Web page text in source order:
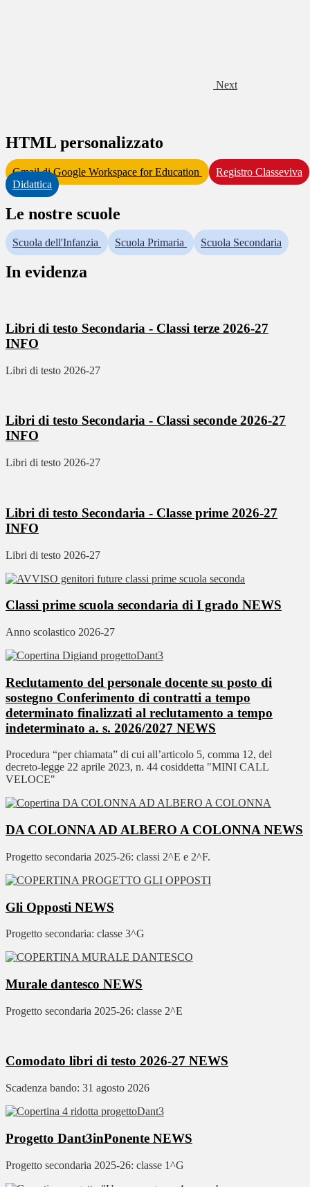
Next
HTML personalizzato
Gmail di Google Workspace for Education
Registro Classeviva
Didattica
Le nostre scuole
Scuola dell'Infanzia Scuola Primaria Scuola Secondaria
In evidenza
Libri di testo Secondaria - Classi terze 2026-27
INFO
Libri di testo 2026-27
Libri di testo Secondaria - Classi seconde 2026-27
INFO
Libri di testo 2026-27
Libri di testo Secondaria - Classe prime 2026-27
INFO
Libri di testo 2026-27
Classi prime scuola secondaria di I grado NEWS
Anno scolastico 2026-27
Reclutamento del personale docente su posto di
sostegno Conferimento di contratti a tempo
determinato finalizzati al reclutamento a tempo
indeterminato a. s. 2026/2027 NEWS
Procedura “per chiamata” di cui all’articolo 5, comma 12, del
decreto-legge 22 aprile 2023, n. 44 cosiddetta "MINI CALL
VELOCE"
DA COLONNA AD ALBERO A COLONNA NEWS
Progetto secondaria 2025-26: classi 2^E e 2^F.
Gli Opposti NEWS
Progetto secondaria: classe 3^G
Murale dantesco NEWS
Progetto secondaria 2025-26: classe 2^E
Comodato libri di testo 2026-27 NEWS
Scadenza bando: 31 agosto 2026
Progetto Dant3inPonente NEWS
Progetto secondaria 2025-26: classe 1^G